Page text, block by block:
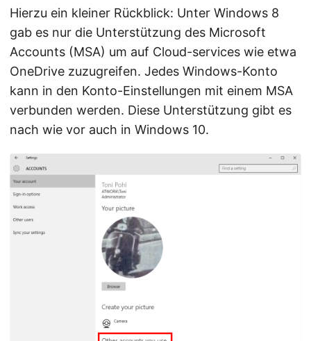
Hierzu ein kleiner Rückblick: Unter Windows 8
gab es nur die Unterstützung des Microsoft
Accounts (MSA) um auf Cloud-services wie etwa
OneDrive zuzugreifen. Jedes Windows-Konto
kann in den Konto-Einstellungen mit einem MSA
verbunden werden. Diese Unterstützung gibt es
nach wie vor auch in Windows 10.